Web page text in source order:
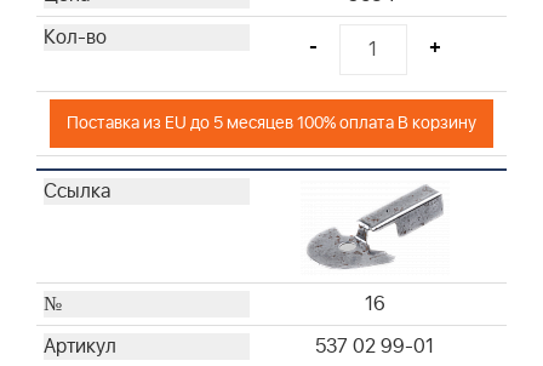
- +
Поставка из EU до 5 месяцев 100% оплата В корзину
16
537 02 99-01